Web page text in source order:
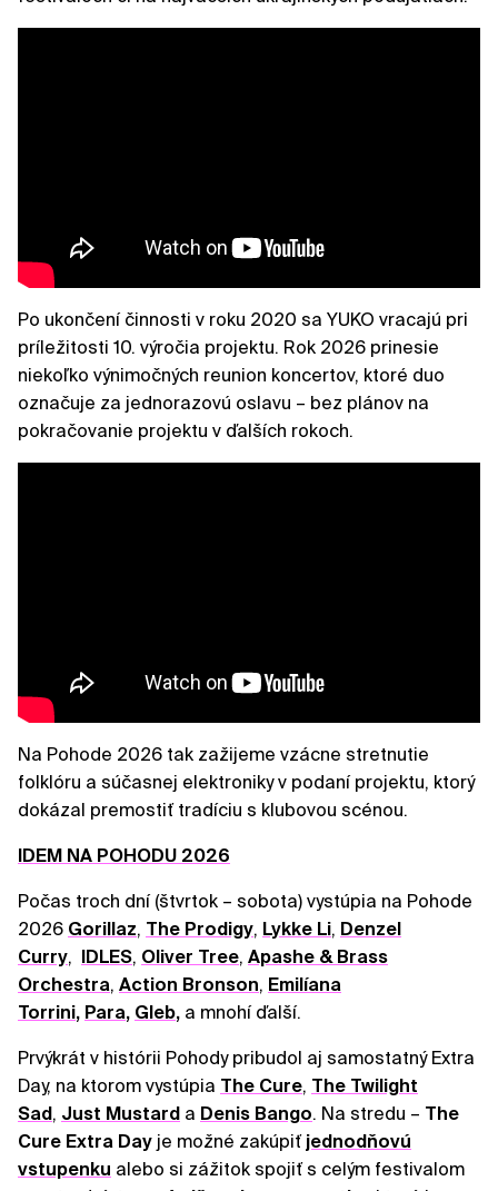
Po ukončení činnosti v roku 2020 sa YUKO vracajú pri
príležitosti 10. výročia projektu. Rok 2026 prinesie
niekoľko výnimočných reunion koncertov, ktoré duo
označuje za jednorazovú oslavu – bez plánov na
pokračovanie projektu v ďalších rokoch.
Na Pohode 2026 tak zažijeme vzácne stretnutie
folklóru a súčasnej elektroniky v podaní projektu, ktorý
dokázal premostiť tradíciu s klubovou scénou.
IDEM NA POHODU 2026
Počas troch dní (štvrtok – sobota) vystúpia na Pohode
2026 Gorillaz, The Prodigy, Lykke Li, Denzel
Curry, IDLES, Oliver Tree, Apashe & Brass
Orchestra, Action Bronson, Emilíana
Torrini, Para, Gleb, a mnohí ďalší.
Prvýkrát v histórii Pohody pribudol aj samostatný Extra
Day, na ktorom vystúpia The Cure, The Twilight
Sad , Just Mustard a Denis Bango. Na stredu – The
Cure Extra Day je možné zakúpiť jednodňovú
vstupenku alebo si zážitok spojiť s celým festivalom